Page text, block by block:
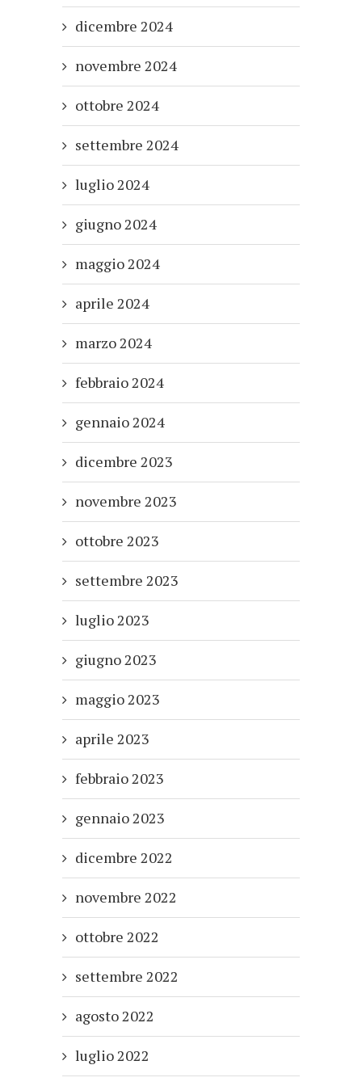
dicembre 2024
novembre 2024
ottobre 2024
settembre 2024
luglio 2024
giugno 2024
maggio 2024
aprile 2024
marzo 2024
febbraio 2024
gennaio 2024
dicembre 2023
novembre 2023
ottobre 2023
settembre 2023
luglio 2023
giugno 2023
maggio 2023
aprile 2023
febbraio 2023
gennaio 2023
dicembre 2022
novembre 2022
ottobre 2022
settembre 2022
agosto 2022
luglio 2022